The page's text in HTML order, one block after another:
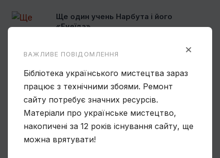
Ще один учень Нарбута і його
«Енеїда»
Чому Віктор Замирайло український
художник?
×
ВАЖЛИВЕ ПОВІДОМЛЕННЯ
Бібліотека українського мистецтва зараз
працює з технічними збоями. Ремонт
сайту потребує значних ресурсів.
Матеріали про українське мистецтво,
накопичені за 12 років існування сайту, ще
можна врятувати!